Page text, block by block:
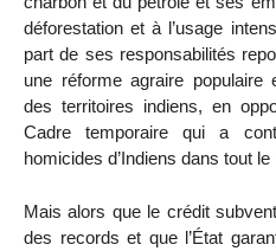
déforestation et à l’usage
part de ses responsabilités
une réforme agraire populaire
des territoires indiens, en
Cadre temporaire qui a
homicides d’Indiens dans tout le
Mais alors que le crédit
des records et que l’État